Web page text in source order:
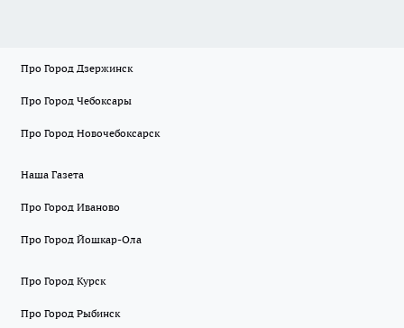
Про Город Дзержинск
Про Город Чебоксары
Про Город Новочебоксарск
Наша Газета
Про Город Иваново
Про Город Йошкар-Ола
Про Город Курск
Про Город Рыбинск